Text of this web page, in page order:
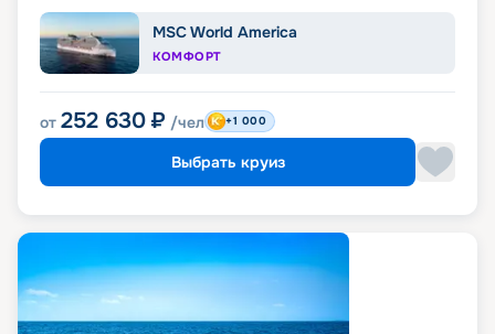
MSC World America
КОМФОРТ
от 252 630 ₽ /чел +1 000
Выбрать круиз